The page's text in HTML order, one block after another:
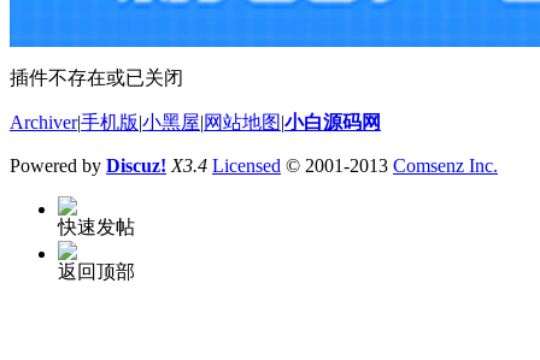
插件不存在或已关闭
Archiver|手机版 小黑屋 网站地图 小白源码网
Powered by Discuz! X3.4 Licensed © 2001-2013 Comsenz Inc.
快速发帖
返回顶部